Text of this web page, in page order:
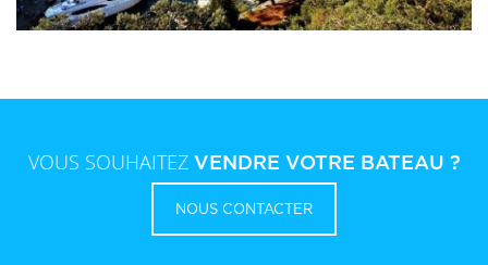
VOUS SOUHAITEZ VENDRE VOTRE BATEAU ?
NOUS CONTACTER